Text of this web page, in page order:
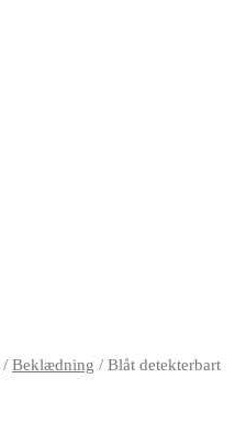
/ Beklædning / Blåt detekterbart